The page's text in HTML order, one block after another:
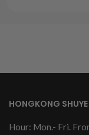
HONGKONG
Hour: Mon.- Fri.